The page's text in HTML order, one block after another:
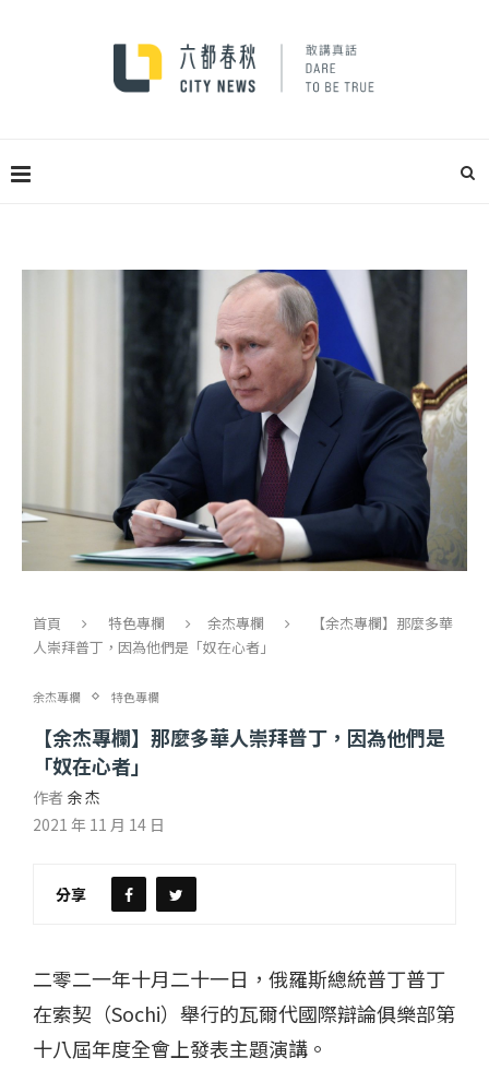
首頁 特色專欄 余杰專欄
【余杰專欄】那麼多華
人崇拜普丁，因為他們是「奴在心者」
余杰專欄 特色專欄
【余杰專欄】那麼多華人崇拜普丁，因為他們是
「奴在心者」
作者 余 杰
2021 年 11 月 14 日
分享
二零二一年十月二十一日，俄羅斯總統普丁普丁
在索契（Sochi）舉行的瓦爾代國際辯論俱樂部第
十八屆年度全會上發表主題演講。